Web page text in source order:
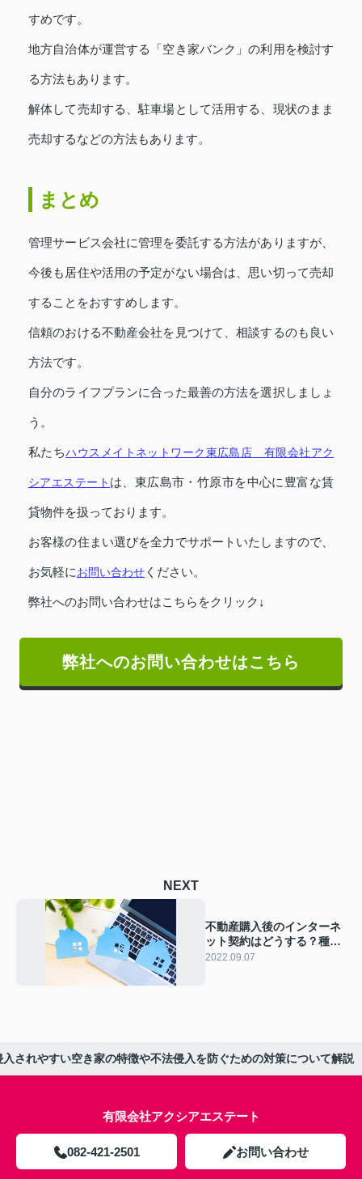
すめです。
地方自治体が運営する「空き家バンク」の利用を検討す
る方法もあります。
解体して売却する、駐車場として活用する、現状のまま
売却するなどの方法もあります。
まとめ
管理サービス会社に管理を委託する方法がありますが、
今後も居住や活用の予定がない場合は、思い切って売却
することをおすすめします。
信頼のおける不動産会社を見つけて、相談するのも良い
方法です。
自分のライフプランに合った最善の方法を選択しましょ
う。
私たちハウスメイトネットワーク東広島店 有限会社アク
シアエステート は、東広島市・竹原市を中心に豊富な賃
貸物件を扱っております。
お客様の住まい選びを全力でサポートいたしますので、
お気軽にお問い合わせ ください。
弊社へのお問い合わせはこちらをクリック↓
弊社へのお問い合わせはこちら
NEXT
不動産購入後のインターネ
ット契約はどうする？種類
や方法などをご紹介！
2022.09.07
入されやすい空き家の特徴や不法侵入を防ぐための対策について解説
有限会社アクシアエステート
082-421-2501 お問い合わせ